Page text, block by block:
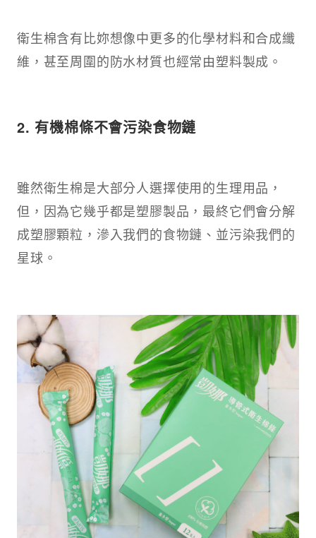
衛生棉含有比妳想像中更多的化學材料和合成纖
維，甚至周圍的防水材質也經常由塑料製成。​
2. 有機棉條不會污染食物鏈​
雖然衛生棉是大部分人選擇使用的生理用品，
但，因為它幾乎都是塑膠製品，最終它們會分解
成塑膠顆粒，滲入我們的食物鏈、並污染我們的
星球。​